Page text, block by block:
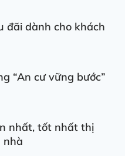
đãi dành cho khách
“An cư vững bước”
nhất, tốt nhất thị
nhà